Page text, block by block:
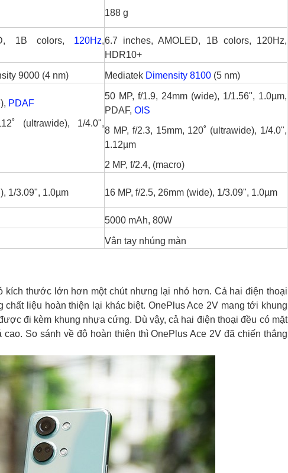
188 g
1B colors, 120Hz,6.7 inches, AMOLED, 1B colors, 120Hz,
HDR10+
9000 (4 nm) Mediatek Dimensity 8100 (5 nm)
PDAF
(ultrawide), 1/4.0",
50 MP, f/1.9, 24mm (wide), 1/1.56", 1.0µm,
PDAF, OIS
8 MP, f/2.3, 15mm, 120˚ (ultrawide), 1/4.0",
1.12µm
2 MP, f/2.4, (macro)
1/3.09", 1.0µm 16 MP, f/2.5, 26mm (wide), 1/3.09", 1.0µm
5000 mAh, 80W
Vân tay nhúng màn
kích thước lớn hơn một chút nhưng lại nhỏ hơn. Cả hai điện thoại
liệu hoàn thiện lại khác biệt. OnePlus Ace 2V mang tới khung
đi kèm khung nhựa cứng. Dù vậy, cả hai điện thoại đều có mặt
So sánh về độ hoàn thiện thì OnePlus Ace 2V đã chiến thắng